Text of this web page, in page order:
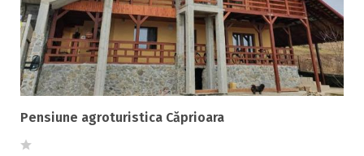
Pensiune agroturistica Căprioara